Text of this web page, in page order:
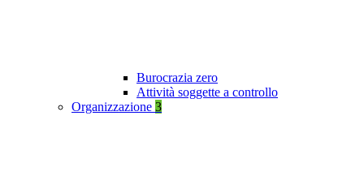
Burocrazia zero
Attività soggette a controllo
Organizzazione 3